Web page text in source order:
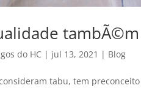
do HC | jul 13, 2021 | Blog
tabu, tem